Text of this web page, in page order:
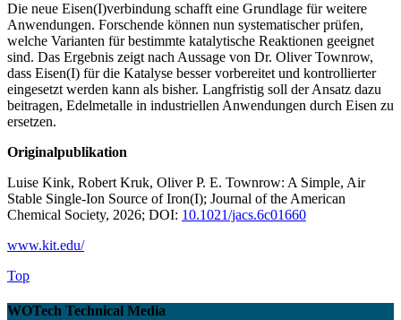
Die neue Eisen(I)verbindung schafft eine Grundlage für weitere
Anwendungen. Forschende können nun systematischer prüfen,
welche Varianten für bestimmte katalytische Reaktionen geeignet
sind. Das Ergebnis zeigt nach Aussage von Dr. Oliver Townrow,
dass Eisen(I) für die Katalyse besser vorbereitet und kontrollierter
eingesetzt werden kann als bisher. Langfristig soll der Ansatz dazu
beitragen, Edelmetalle in industriellen Anwendungen durch Eisen zu
ersetzen.
Originalpublikation
Luise Kink, Robert Kruk, Oliver P. E. Townrow: A Simple, Air
Stable Single-Ion Source of Iron(I); Journal of the American
Chemical Society, 2026; DOI: 10.1021/jacs.6c01660
www.kit.edu/
Top
WOTech Technical Media